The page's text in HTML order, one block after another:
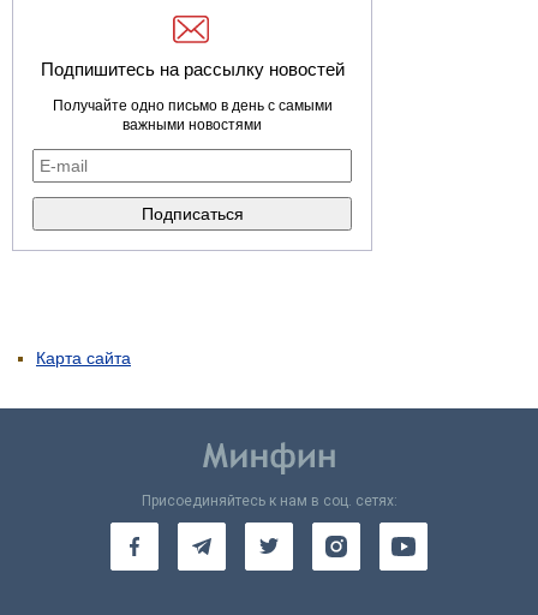
Подпишитесь на рассылку новостей
Получайте одно письмо в день с самыми
важными новостями
Карта сайта
Присоединяйтесь к нам в соц. сетях: